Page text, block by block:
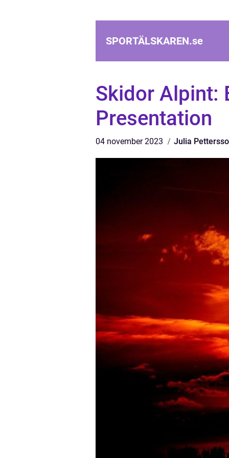
SPORTÄLSKAREN.se
Skidor Alpint:
Presentation
04 november 2023 Julia